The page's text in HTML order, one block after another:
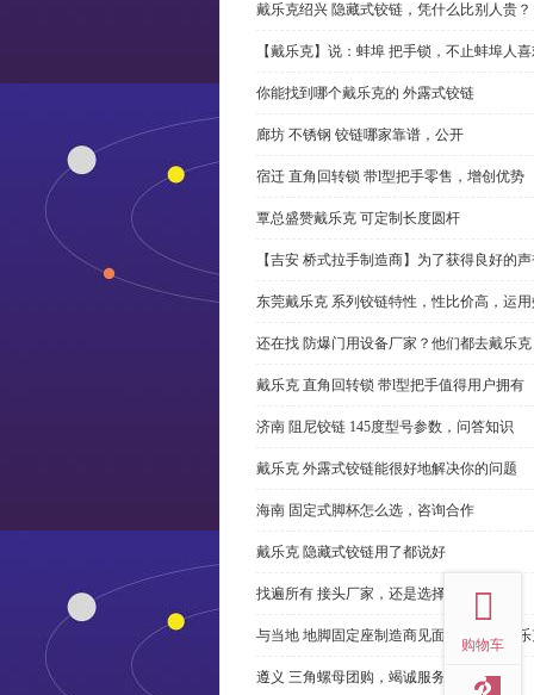
戴乐克绍兴 隐藏式铰链，凭什么比别人贵？
【戴乐克】说：蚌埠 把手锁，不止蚌埠人
你能找到哪个戴乐克的 外露式铰链
廊坊 不锈钢 铰链哪家靠谱，公开
宿迁 直角回转锁 带l型把手零售，增创优势
覃总盛赞戴乐克 可定制长度圆杆
【吉安 桥式拉手制造商】为了获得良好的
东莞戴乐克 系列铰链特性，性比价高，运
还在找 防爆门用设备厂家？他们都去戴乐克
戴乐克 直角回转锁 带l型把手值得用户拥有
济南 阻尼铰链 145度型号参数，问答知识
戴乐克 外露式铰链能很好地解决你的问题
海南 固定式脚杯怎么选，咨询合作
戴乐克 隐藏式铰链用了都说好
找遍所有 接头厂家，还是选择戴乐克
与当地 地脚固定座制造商见面很容易。戴
遵义 三角螺母团购，竭诚服务
购物车